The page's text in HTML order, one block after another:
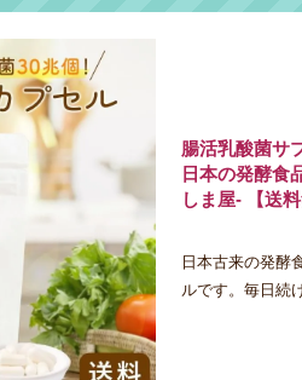
腸活乳酸菌サ
日本の発酵食
しま屋- 【送
日本古来の発酵
ルです。毎日続